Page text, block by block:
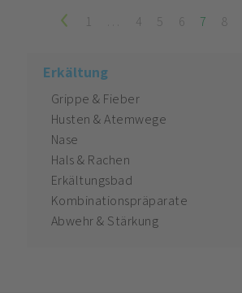
1 4 5 6 7 8
Erkältung
Grippe & Fieber
Husten & Atemwege
Nase
Hals & Rachen
Erkältungsbad
Kombinationspräparate
Abwehr & Stärkung